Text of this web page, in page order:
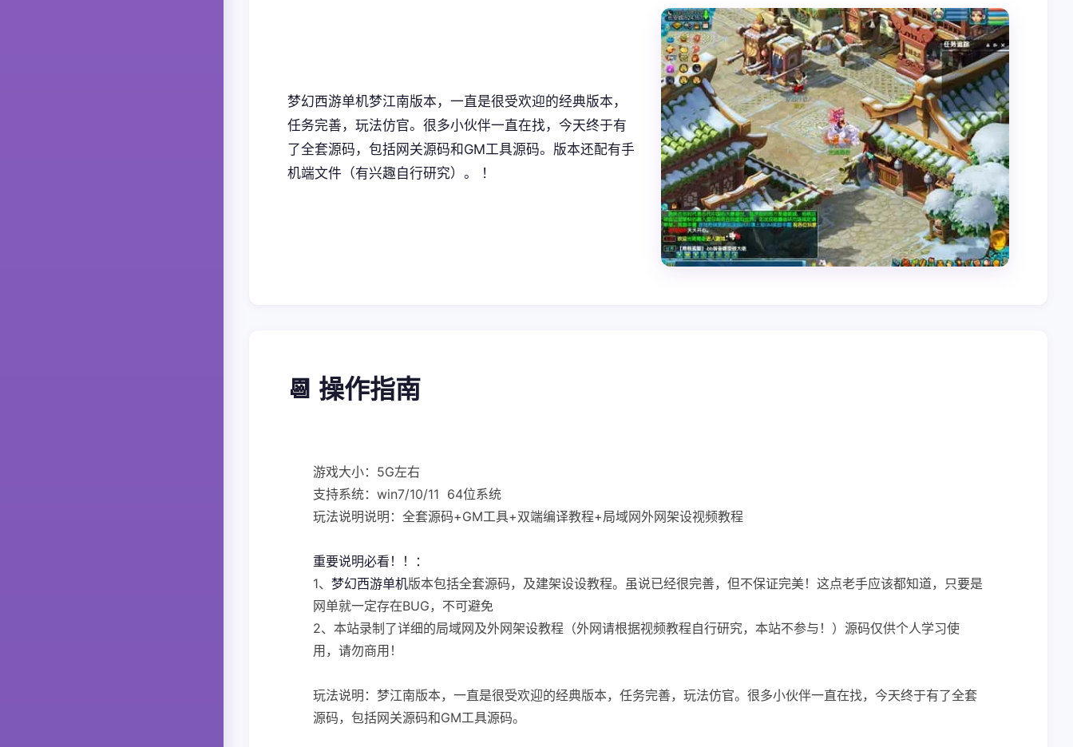
梦幻西游单机梦江南版本，一直是很受欢迎的经典版本，
任务完善，玩法仿官。很多小伙伴一直在找，今天终于有
了全套源码，包括网关源码和GM工具源码。版本还配有手
机端文件（有兴趣自行研究）。 ！
📆 操作指南
游戏大小：5G左右
支持系统：win7/10/11 64位系统
玩法说明说明：全套源码+GM工具+双端编译教程+局域网外网架设视频教程
重要说明必看！！：
1、 梦幻西游单机版本包括全套源码，及建架设设教程。虽说已经很完善，但不保证完美！这点老手应该都知道，只要是
网单就一定存在BUG，不可避免
2、本站录制了详细的局域网及外网架设教程（外网请根据视频教程自行研究，本站不参与！）源码仅供个人学习使
用，请勿商用！
玩法说明：梦江南版本，一直是很受欢迎的经典版本，任务完善，玩法仿官。很多小伙伴一直在找，今天终于有了全套
源码，包括网关源码和GM工具源码。